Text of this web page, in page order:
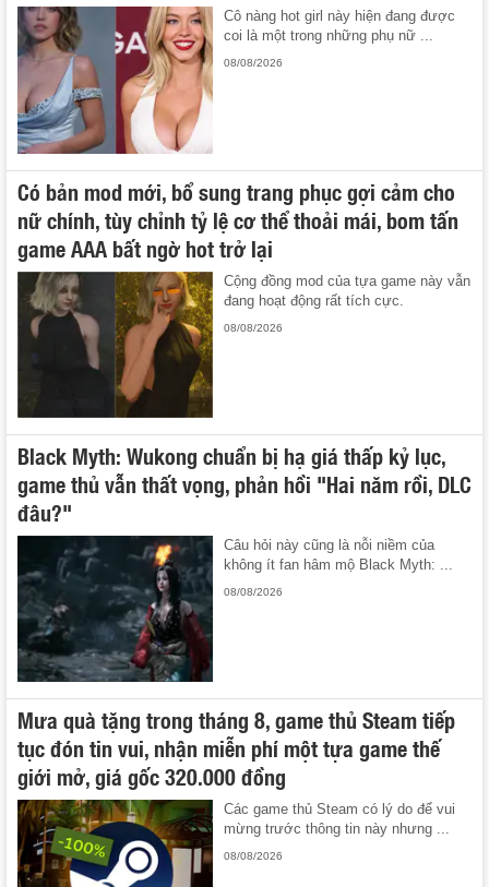
Cô nàng hot girl này hiện đang được
coi là một trong những phụ nữ ...
08/08/2026
Có bản mod mới, bổ sung trang phục gợi cảm cho
nữ chính, tùy chỉnh tỷ lệ cơ thể thoải mái, bom tấn
game AAA bất ngờ hot trở lại
Cộng đồng mod của tựa game này vẫn
đang hoạt động rất tích cực.
08/08/2026
Black Myth: Wukong chuẩn bị hạ giá thấp kỷ lục,
game thủ vẫn thất vọng, phản hồi "Hai năm rồi, DLC
đâu?"
Câu hỏi này cũng là nỗi niềm của
không ít fan hâm mộ Black Myth: ...
08/08/2026
Mưa quà tặng trong tháng 8, game thủ Steam tiếp
tục đón tin vui, nhận miễn phí một tựa game thế
giới mở, giá gốc 320.000 đồng
Các game thủ Steam có lý do để vui
mừng trước thông tin này nhưng ...
08/08/2026